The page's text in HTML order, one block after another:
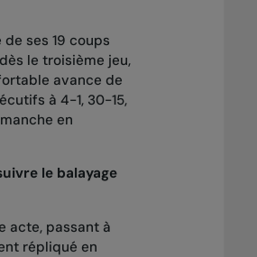
ses 19 coups
le troisième jeu,
avance de
à 4-1, 30-15,
en
le balayage
acte, passant à
répliqué en